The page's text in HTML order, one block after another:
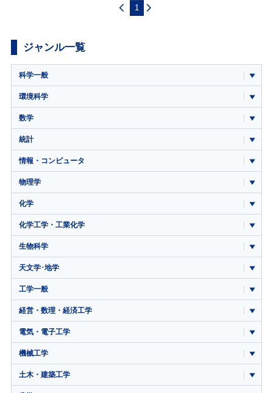
1
ジャンル一覧
科学一般
環境科学
数学
統計
情報・コンピュータ
物理学
化学
化学工学・工業化学
生物科学
天文学･地学
工学一般
経営・数理・経済工学
電気・電子工学
機械工学
土木・建築工学